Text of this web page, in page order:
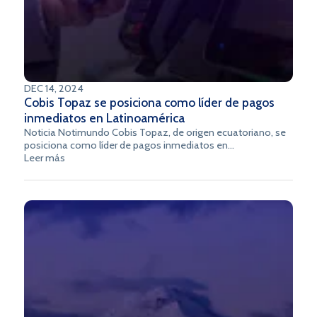
DEC 14, 2024
Cobis Topaz se posiciona como líder de pagos
inmediatos en Latinoamérica
Noticia Notimundo Cobis Topaz, de origen ecuatoriano, se
posiciona como líder de pagos inmediatos en
Latinoamérica
Leer más